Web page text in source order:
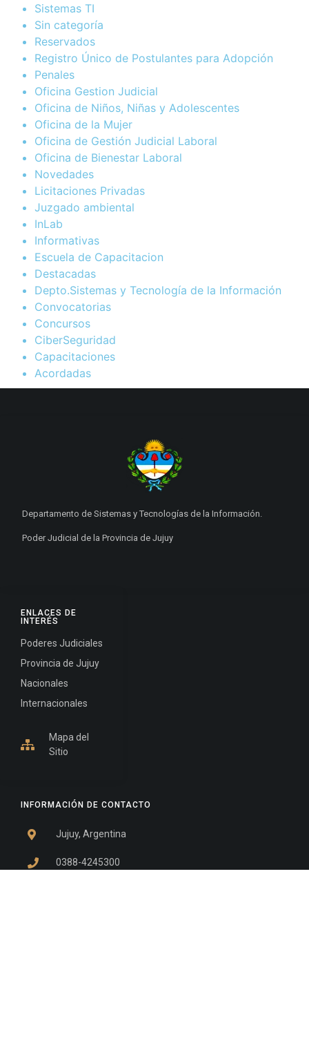
Sistemas TI
Sin categoría
Reservados
Registro Único de Postulantes para Adopción
Penales
Oficina Gestion Judicial
Oficina de Niños, Niñas y Adolescentes
Oficina de la Mujer
Oficina de Gestión Judicial Laboral
Oficina de Bienestar Laboral
Novedades
Licitaciones Privadas
Juzgado ambiental
InLab
Informativas
Escuela de Capacitacion
Destacadas
Depto.Sistemas y Tecnología de la Información
Convocatorias
Concursos
CiberSeguridad
Capacitaciones
Acordadas
INFORMACIÓN DE CONTACTO
Jujuy, Argentina
0388-4245300
ENLACES DE
INTERÉS
Poderes Judiciales
Provincia de Jujuy
Nacionales
Internacionales
Mapa del
Sitio
Departamento de Sistemas y Tecnologías de la Información.
Poder Judicial de la Provincia de Jujuy